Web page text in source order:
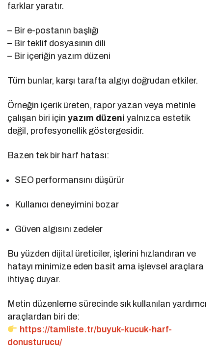
farklar yaratır.
– Bir e-postanın başlığı
– Bir teklif dosyasının dili
– Bir içeriğin yazım düzeni
Tüm bunlar, karşı tarafta algıyı doğrudan etkiler.
Örneğin içerik üreten, rapor yazan veya metinle
çalışan biri içinyazım düzeni yalnızca estetik
değil, profesyonellik göstergesidir.
Bazen tek bir harf hatası:
SEO performansını düşürür
Kullanıcı deneyimini bozar
Güven algısını zedeler
Bu yüzden dijital üreticiler, işlerini hızlandıran ve
hatayı minimize eden basit ama işlevsel araçlara
ihtiyaç duyar.
Metin düzenleme sürecinde sık kullanılan yardımcı
araçlardan biri de:
https://tamliste.tr/buyuk-kucuk-harf-
donusturucu/